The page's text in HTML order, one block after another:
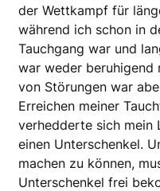
der Wettkampf für
während ich schon in
Tauchgang war und
war weder beruhigend
von Störungen war
Erreichen meiner
verhedderte sich mein
einen Unterschenkel.
machen zu können,
Unterschenkel frei